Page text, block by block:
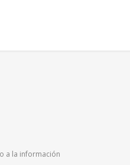
a la información